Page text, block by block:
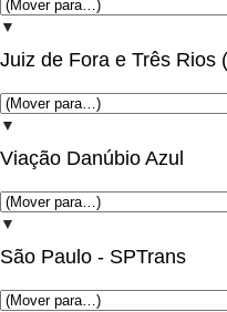
▼
Juiz de Fora e Três Rios
▼
Viação Danúbio Azul
▼
São Paulo - SPTrans